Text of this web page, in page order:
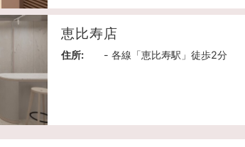
恵比寿店
住所: - 各線「恵比寿駅」徒歩2分